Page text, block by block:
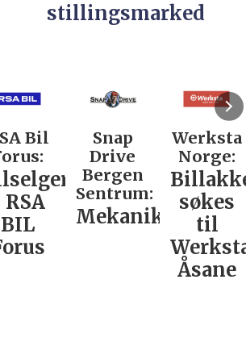
stillingsmarked
Bil
BIL
Snap
Drive
Bergen
Sentrum:
Mekaniker
Werksta
Norge:
søkes
til
Åsane